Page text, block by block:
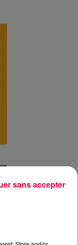
sans accepter